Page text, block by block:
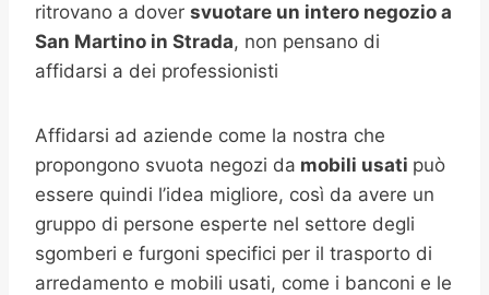
ritrovano a dover svuotare un intero negozio a
San Martino in Strada, non pensano di
affidarsi a dei professionisti
Affidarsi ad aziende come la nostra che
propongono svuota negozi da mobili usati può
essere quindi l’idea migliore, così da avere un
gruppo di persone esperte nel settore degli
sgomberi e furgoni specifici per il trasporto di
arredamento e mobili usati, come i banconi e le